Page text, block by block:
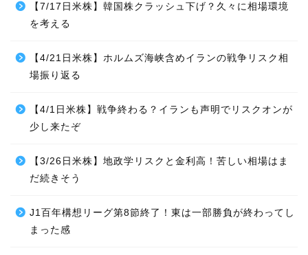
【7/17日米株】韓国株クラッシュ下げ？久々に相場環境
を考える
【4/21日米株】ホルムズ海峡含めイランの戦争リスク相
場振り返る
【4/1日米株】戦争終わる？イランも声明でリスクオンが
少し来たぞ
【3/26日米株】地政学リスクと金利高！苦しい相場はま
だ続きそう
J1百年構想リーグ第8節終了！東は一部勝負が終わってし
まった感